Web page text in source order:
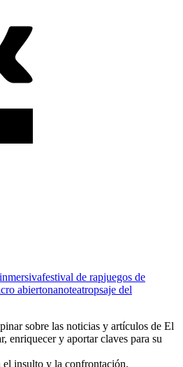
festival de rapjuegos de
abiertonanoteatropsaje del
sobre las noticias y artículos de El
enriquecer y aportar claves para su
el insulto y la confrontación.